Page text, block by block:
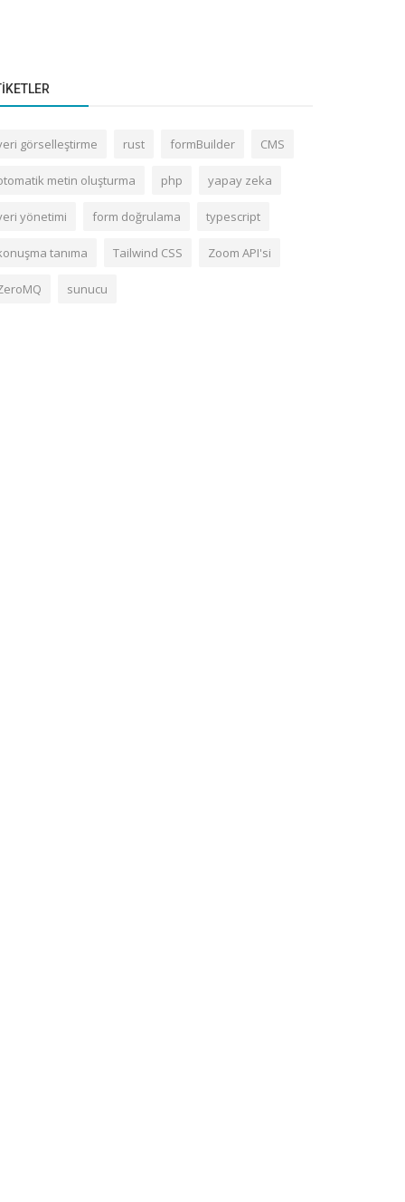
görselleştirme rust formBuilder CMS
metin oluşturma php yapay zeka
yönetimi form doğrulama typescript
tanıma Tailwind CSS Zoom API'si
sunucu